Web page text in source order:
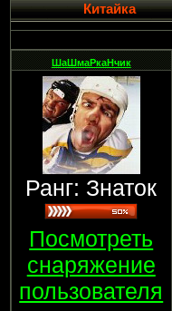
Китайка
ШаШмаРкаНчик
Ранг: Знаток
Посмотреть
снаряжение
пользователя